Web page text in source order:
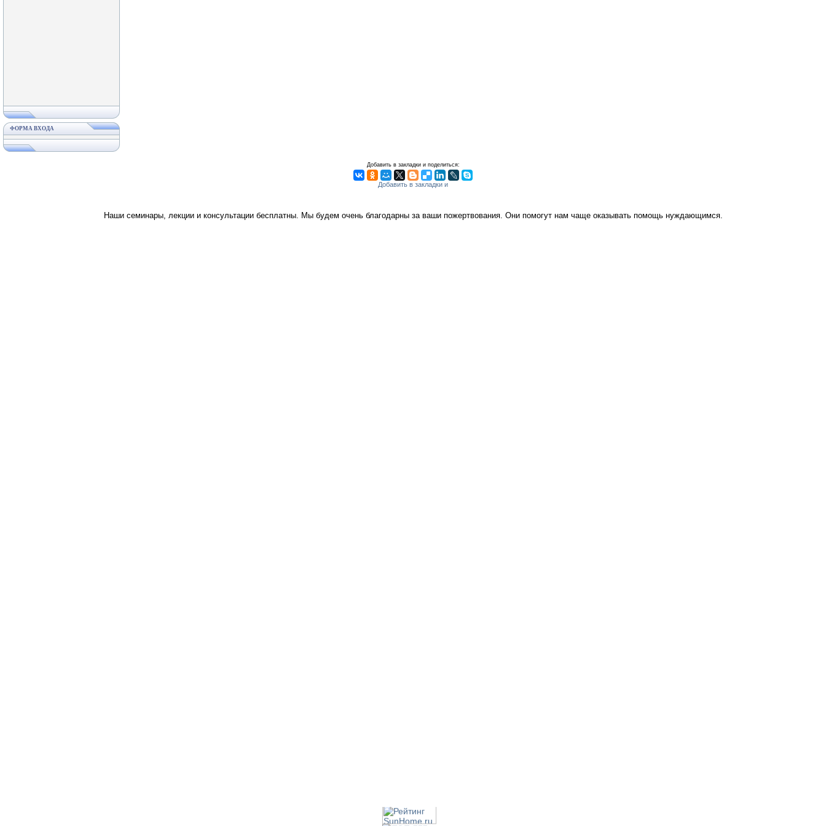
ФОРМА ВХОДА
Добавить в закладки и поделиться:
Наши семинары, лекции и консультации бесплатны. Мы будем очень благодарны за ваши пожертвования. Они помогут нам чаще оказывать помощь нуждающимся.